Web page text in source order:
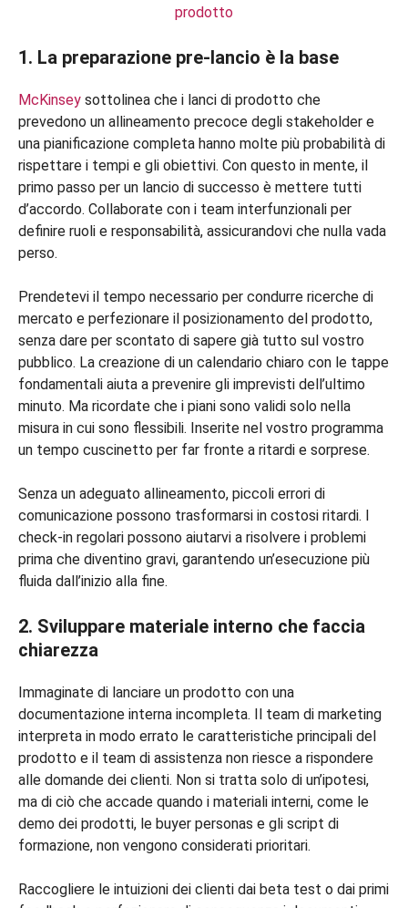
prodotto
1. La preparazione pre-lancio è la base
McKinsey sottolinea che i lanci di prodotto che
prevedono un allineamento precoce degli stakeholder e
una pianificazione completa hanno molte più probabilità di
rispettare i tempi e gli obiettivi. Con questo in mente, il
primo passo per un lancio di successo è mettere tutti
d’accordo. Collaborate con i team interfunzionali per
definire ruoli e responsabilità, assicurandovi che nulla vada
perso.
Prendetevi il tempo necessario per condurre ricerche di
mercato e perfezionare il posizionamento del prodotto,
senza dare per scontato di sapere già tutto sul vostro
pubblico. La creazione di un calendario chiaro con le tappe
fondamentali aiuta a prevenire gli imprevisti dell’ultimo
minuto. Ma ricordate che i piani sono validi solo nella
misura in cui sono flessibili. Inserite nel vostro programma
un tempo cuscinetto per far fronte a ritardi e sorprese.
Senza un adeguato allineamento, piccoli errori di
comunicazione possono trasformarsi in costosi ritardi. I
check-in regolari possono aiutarvi a risolvere i problemi
prima che diventino gravi, garantendo un’esecuzione più
fluida dall’inizio alla fine.
2. Sviluppare materiale interno che faccia
chiarezza
Immaginate di lanciare un prodotto con una
documentazione interna incompleta. Il team di marketing
interpreta in modo errato le caratteristiche principali del
prodotto e il team di assistenza non riesce a rispondere
alle domande dei clienti. Non si tratta solo di un’ipotesi,
ma di ciò che accade quando i materiali interni, come le
demo dei prodotti, le buyer personas e gli script di
formazione, non vengono considerati prioritari.
Raccogliere le intuizioni dei clienti dai beta test o dai primi